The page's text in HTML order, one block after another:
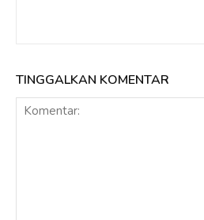
TINGGALKAN KOMENTAR